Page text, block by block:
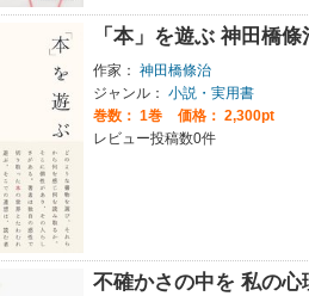
「本」を遊ぶ 神田橋
作家： 神田橋條治
ジャンル： 小説・実用書
巻数： 1巻
価格： 2,300pt
レビュー投稿数0件
不確かさの中を 私の心